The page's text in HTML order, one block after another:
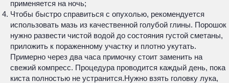
применяется на ночь;
Чтобы быстро справиться с опухолью, рекомендуется
использовать мазь из качественной голубой глины. Порошок
нужно развести чистой водой до состояния густой сметаны,
приложить к пораженному участку и плотно укутать.
Примерно через два часа примочку стоит заменить на
свежий компресс. Процедура проводится каждый день, пока
киста полностью не устранится.Нужно взять головку лука,